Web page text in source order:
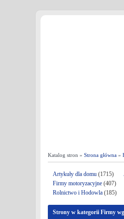
Katalog stron » Strona główna »
Artykuły dla domu (1715)
Firmy motoryzacyjne (407)
Rolnictwo i Hodowla (185)
Strony w kategorii Firmy